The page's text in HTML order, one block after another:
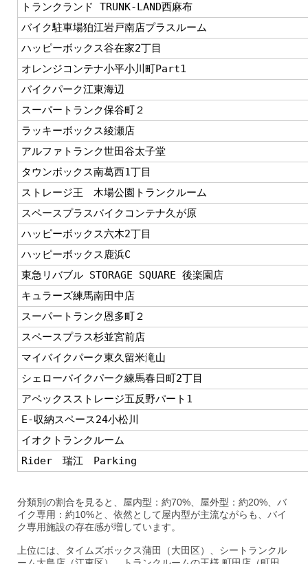
トランクランド TRUNK-LAND西麻布
バイク駐車場狛江岩戸南店プラスルーム
ハッピーボックス谷在家2丁目
オレンジコンテナ小平小川町Part1
バイクパーク江東海辺
スーパートランク保谷町２
ラッキーボックス綾瀬店
アルファトランク世田谷太子堂
タウンボックス南葛西1丁目
ストレージ王 木場公園トランクルーム
スペースプラスバイクコンテナ久が原
ハッピーボックス六木2丁目
ハッピーボックス鹿浜C
東急リバブル STORAGE SQUARE 後楽園店
キュラーズ練馬南田中店
スーパートランク恩多町２
スペースプラス杉並宮前店
マイバイクパーク東久留米滝山
シェローバイクパーク練馬春日町2丁目
アペックスストレージ五反野パート1
E-収納スペース24小松川
イオクトランクルーム
Rider 瑞江 Parking
分類別の割合を見ると、屋内型：約70%、屋外型：約20%、バ
イク専用：約10%と、依然として屋内型が主流ながらも、バイ
ク専用施設の存在感が増しています。
上位には、タイムズボックス蒲田（大田区）、シートランクル